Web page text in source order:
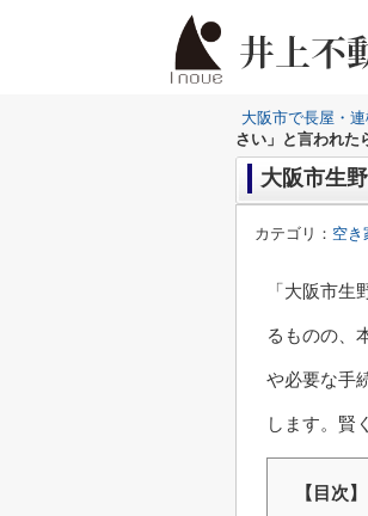
大阪市で長屋・
さい」と言われた
大阪市生
カテゴリ： 空き
「大阪市
るものの、
や必要な手
します。賢
【目次】